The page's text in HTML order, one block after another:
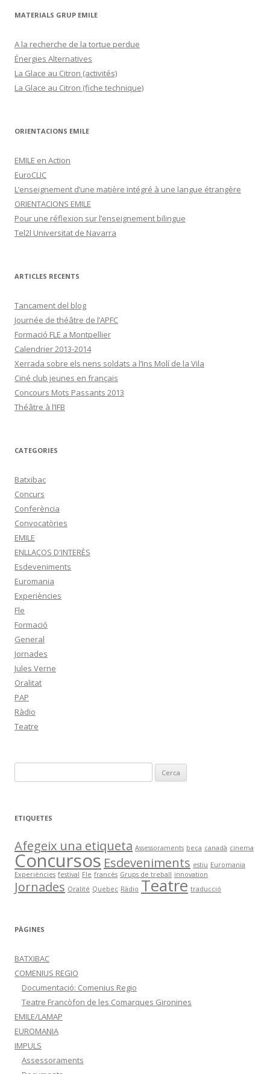
MATERIALS GRUP EMILE
A la recherche de la tortue perdue
Énergies Alternatives
La Glace au Citron (activités)
La Glace au Citron (fiche technique)
ORIENTACIONS EMILE
EMILE en Action
EuroCLIC
L’enseignement d’une matière intégré à une langue étrangère
ORIENTACIONS EMILE
Pour une réflexion sur l’enseignement bilingue
Tel2l Universitat de Navarra
ARTICLES RECENTS
Tancament del blog
Journée de théâtre de l’APFC
Formació FLE a Montpellier
Calendrier 2013-2014
Xerrada sobre els nens soldats a l’Ins Molí de la Vila
Ciné club jeunes en français
Concours Mots Passants 2013
Théâtre à l’IFB
CATEGORIES
Batxibac
Concurs
Conferència
Convocatòries
EMILE
ENLLAÇOS D'INTERÈS
Esdeveniments
Euromania
Experiències
Fle
Formació
General
Jornades
Jules Verne
Oralitat
PAP
Ràdio
Teatre
e
ETIQUETES
Afegeix una etiqueta Assessoraments beca canadà cinema
Concursos Esdeveniments estiu Euromania
Experiències festival Fle francès Grups de treball innovation
Jornades Oralité Quebec Ràdio Teatre traducció
PÀGINES
BATXIBAC
COMENIUS REGIO
Documentació: Comenius Regio
Teatre Francòfon de les Comarques Gironines
EMILE/LAMAP
EUROMANIA
IMPULS
Assessoraments